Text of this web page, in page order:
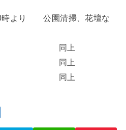
より 公園清掃、花壇な
上 同上
同上 同上
上 同上